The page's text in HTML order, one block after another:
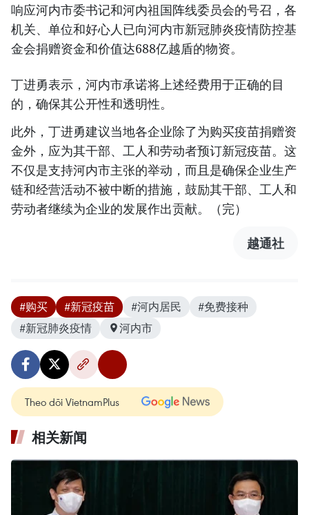
响应河内市委书记和河内祖国阵线委员会的号召，各
机关、单位和好心人已向河内市新冠肺炎疫情防控基
金会捐赠资金和价值达688亿越盾的物资。
丁进勇表示，河内市承诺将上述经费用于正确的目
的，确保其公开性和透明性。
此外，丁进勇建议当地各企业除了为购买疫苗捐赠资
金外，应为其干部、工人和劳动者预订新冠疫苗。这
不仅是支持河内市主张的举动，而且是确保企业生产
链和经营活动不被中断的措施，鼓励其干部、工人和
劳动者继续为企业的发展作出贡献。（完）
越通社
#购买 #新冠疫苗 #河内居民
#免费接种
#新冠肺炎疫情
河内市
Theo dõi VietnamPlus
相关新闻